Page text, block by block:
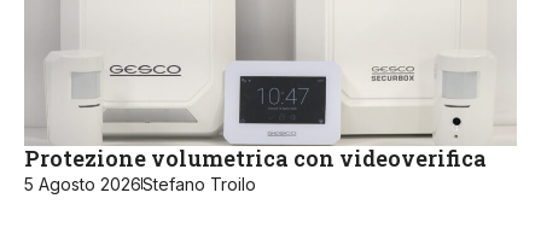
Protezione volumetrica con videoverifica
5 Agosto 2026Stefano Troilo